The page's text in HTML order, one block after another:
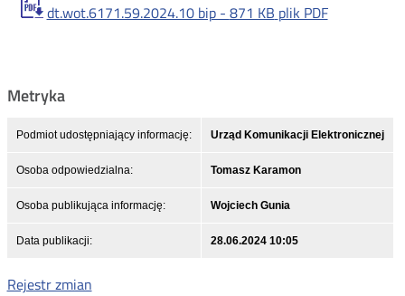
dt.wot.6171.59.2024.10 bip - 871 KB plik PDF
Metryka
Podmiot udostępniający informację: Urząd Komunikacji Elektronicznej
Osoba odpowiedzialna: Tomasz Karamon
Osoba publikująca informację: Wojciech Gunia
Data publikacji: 28.06.2024 10:05
Rejestr zmian